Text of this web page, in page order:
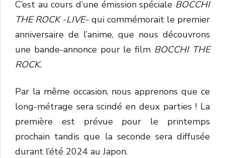
C’est au cours d’une émission spéciale BOCCHI
THE ROCK -LIVE- qui commémorait le premier
anniversaire de l’anime, que nous découvrons
une bande-annonce pour le film BOCCHI THE
ROCK.
Par la même occasion, nous apprenons que ce
long-métrage sera scindé en deux parties ! La
première est prévue pour le printemps
prochain tandis que la seconde sera diffusée
durant l’été 2024 au Japon.